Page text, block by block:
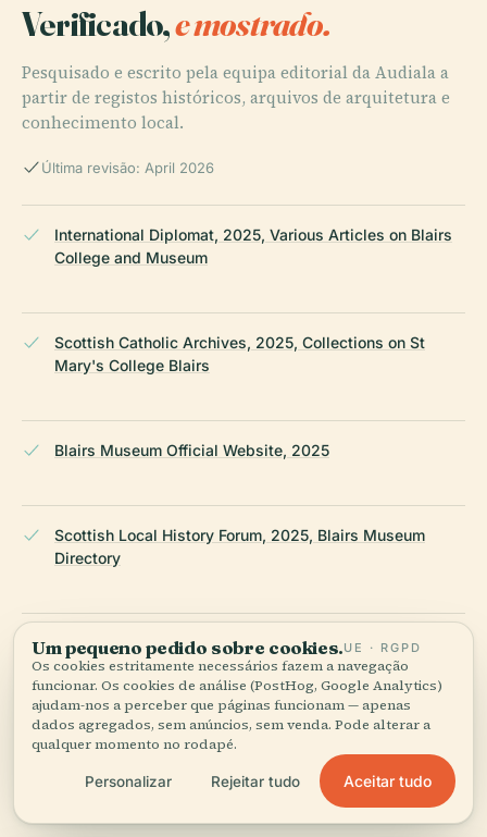
Verificado,e mostrado.
Pesquisado e escrito pela equipa editorial da Audiala a
partir de registos históricos, arquivos de arquitetura e
conhecimento local.
Última revisão: April 2026
International Diplomat, 2025, Various Articles on Blairs
College and Museum
Scottish Catholic Archives, 2025, Collections on St
Mary's College Blairs
Blairs Museum Official Website, 2025
Scottish Local History Forum, 2025, Blairs Museum
Directory
Wikipedia, 2025, Blairs College
Canmore, 2025, Blairs College Site Record
Information Britain, 2025, Ballater History
Um pequeno pedido sobre cookies.UE · RGPD
Os cookies estritamente necessários fazem a navegação
funcionar. Os cookies de análise (PostHog, Google Analytics)
ajudam-nos a perceber que páginas funcionam — apenas
dados agregados, sem anúncios, sem venda. Pode alterar a
qualquer momento no rodapé.
Personalizar Rejeitar tudo Aceitar tudo